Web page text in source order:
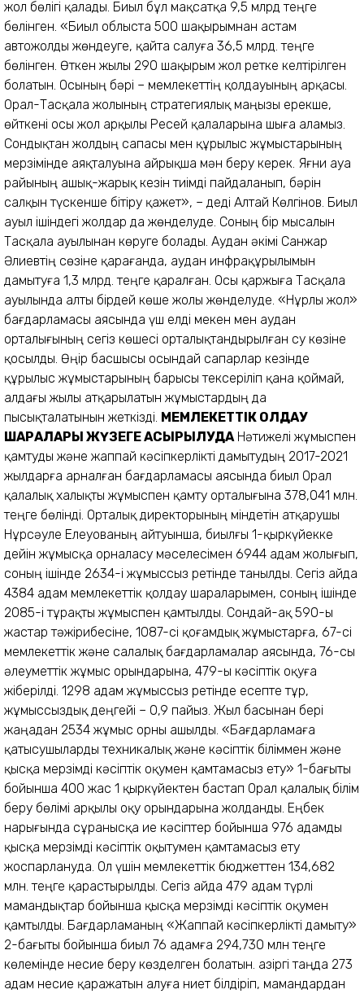
жол бөлігі қалады. Биыл бұл мақсатқа 9,5 млрд теңге
бөлінген. «Биыл облыста 500 шақырымнан астам
автожолды жөндеуге, қайта салуға 36,5 млрд. теңге
бөлінген. Өткен жылы 290 шақырым жол ретке келтірілген
болатын. Осының бәрі – мемлекеттің қолдауының арқасы.
Орал-Тасқала жолының стратегиялық маңызы ерекше,
өйткені осы жол арқылы Ресей қалаларына шыға аламыз.
Сондықтан жолдың сапасы мен құрылыс жұмыстарының
мерзімінде аяқталуына айрықша мән беру керек. Яғни ауа
райының ашық-жарық кезін тиімді пайдаланып, бәрін
салқын түскенше бітіру қажет», – деді Алтай Көлгінов. Биыл
ауыл ішіндегі жолдар да жөнделуде. Соның бір мысалын
Тасқала ауылынан көруге болады. Аудан әкімі Санжар
Әлиевтің сөзіне қарағанда, аудан инфрақұрылымын
дамытуға 1,3 млрд. теңге қаралған. Осы қаржыға Тасқала
ауылында алты бірдей көше жолы жөнделуде. «Нұрлы жол»
бағдарламасы аясында үш елді мекен мен аудан
орталығының сегіз көшесі орталықтандырылған су көзіне
қосылды. Өңір басшысы осындай сапарлар кезінде
құрылыс жұмыстарының барысы тексеріліп қана қоймай,
алдағы жылы атқарылатын жұмыстардың да
пысықталатынын жеткізді. МЕМЛЕКЕТТІК ҚОЛДАУ
ШАРАЛАРЫ ЖҮЗЕГЕ АСЫРЫЛУДА Нәтижелі жұмыспен
қамтуды және жаппай кәсіпкерлікті дамытудың 2017-2021
жылдарға арналған бағдарламасы аясында биыл Орал
қалалық халықты жұмыспен қамту орталығына 378,041 млн.
теңге бөлінді. Орталық директорының міндетін атқарушы
Нұрсәуле Елеуованың айтуынша, биылғы 1-қыркүйекке
дейін жұмысқа орналасу мәселесімен 6944 адам жолығып,
соның ішінде 2634-і жұмыссыз ретінде танылды. Сегіз айда
4384 адам мемлекеттік қолдау шараларымен, соның ішінде
2085-і тұрақты жұмыспен қамтылды. Сондай-ақ 590-ы
жастар тәжірибесіне, 1087-сі қоғамдық жұмыстарға, 67-сі
мемлекеттік және салалық бағдарламалар аясында, 76-сы
әлеуметтік жұмыс орындарына, 479-ы кәсіптік оқуға
жіберілді. 1298 адам жұмыссыз ретінде есепте тұр,
жұмыссыздық деңгейі – 0,9 пайыз. Жыл басынан бері
жаңадан 2534 жұмыс орны ашылды. «Бағдарламаға
қатысушыларды техникалық және кәсіптік біліммен және
қысқа мерзімді кәсіптік оқумен қамтамасыз ету» 1-бағыты
бойынша 400 жас 1 қыркүйектен бастап Орал қалалық білім
беру бөлімі арқылы оқу орындарына жолданды. Еңбек
нарығында сұранысқа ие кәсіптер бойынша 976 адамды
қысқа мерзімді кәсіптік оқытумен қамтамасыз ету
жоспарлануда. Ол үшін мемлекеттік бюджеттен 134,682
млн. теңге қарастырылды. Сегіз айда 479 адам түрлі
мамандықтар бойынша қысқа мерзімді кәсіптік оқумен
қамтылды. Бағдарламаның «Жаппай кәсіпкерлікті дамыту»
2-бағыты бойынша биыл 76 адамға 294,730 млн теңге
көлемінде несие беру көзделген болатын. Қазіргі таңда 273
адам несие қаражатын алуға ниет білдіріп, мамандардан